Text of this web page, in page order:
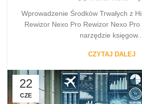
Wprowadzenie Środków Trwałych z
Rewizor Nexo Pro Rewizor Nexo
narzędzie
CZYTAJ DALEJ
22
CZE